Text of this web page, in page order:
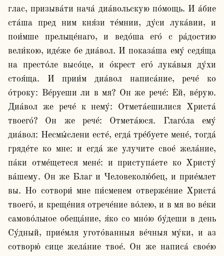
глас, призыва́ти нача́ диа́вольскую по́мощь. И а́бие
ста́ша пред ним кня́зи те́мнии, ду́си лука́вии, и
пои́мше прельще́наго, и ведо́ша его́ с ра́достию
вели́кою, иде́же бе диа́вол. И показа́ша ему́ седя́ща
на престо́ле высо́це, и о́крест его́ лука́выя ду́хи
стоя́ща. И прии́м диа́вол написа́ние, рече́ ко
о́троку: Ве́руеши ли в мя? Он же рече́: Ей, ве́рую.
Диа́вол же рече́ к нему́: Отмета́ешилися Христа́
твоего́? Он же рече́: Отмета́юся. Глаго́ла ему́
диа́вол: Несмы́слени есте́, егда́ тре́буете мене́, тогда́
гряде́те ко мне: и егда́ же улучите свое́ жела́ние,
па́ки отме́щетеся мене́: и приступа́ете ко Христу́
ва́шему. Он же Благ и Человеколю́бец, и прие́млет
вы. Но сотвори́ мне пи́сменем отверже́ние Христа́
твоего́, и креще́ния отрече́ние во́лею, и в мя во ве́ки
самово́льное обеща́ние, я́ко со мно́ю бу́деши в день
Су́дный, прие́мля угото́ванныя ве́чныя му́ки, и аз
сотворю́ сице жела́ние твое́. Он же написа́ свое́ю